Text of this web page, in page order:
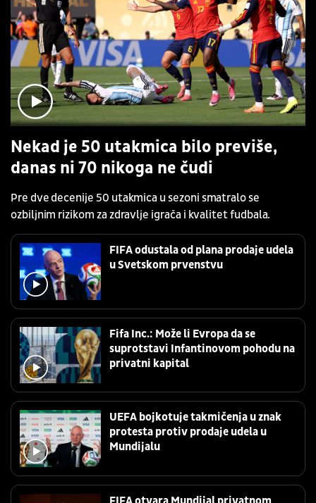
Nekad je 50 utakmica bilo previše,
danas ni 70 nikoga ne čudi
Pre dve decenije 50 utakmica u sezoni smatralo se
ozbiljnim rizikom za zdravlje igrača i kvalitet fudbala.
FIFA odustala od plana prodaje udela
u Svetskom prvenstvu
Fifa Inc.: Može li Evropa da se
suprotstavi Infantinovom pohodu na
privatni kapital
UEFA bojkotuje takmičenja u znak
protesta protiv prodaje udela u
Mundijalu